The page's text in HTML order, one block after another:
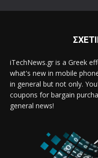
iTechNews.gr is a Greek
what's new in mobile
in general but not only.
coupons for bargain
general news!